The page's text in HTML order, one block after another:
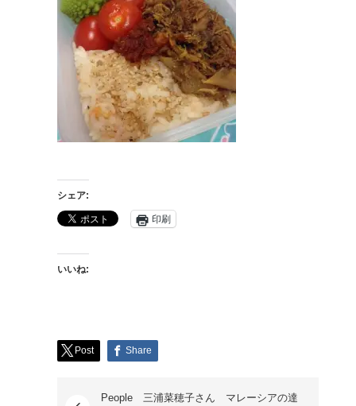
シェア:
印刷
いいね:
Post Share
People 三浦菜穂子さん マレーシアの達